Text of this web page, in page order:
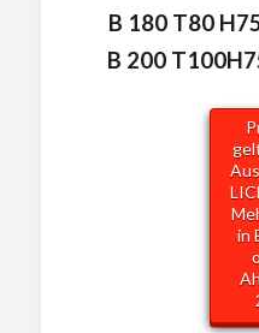
B 180 T80
B 200
in